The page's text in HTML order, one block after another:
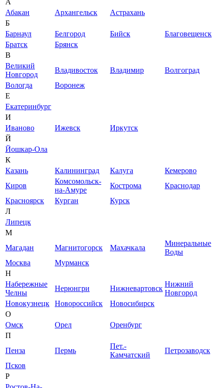
Абакан
Архангельск
Астрахань
Б
Барнаул
Белгород Бийск
Благовещенск
Братск
Брянск
В
Великий
Новгород
Владивосток Владимир
Волгоград
Вологда
Воронеж
Е
Екатеринбург
И
Иваново
Ижевск
Иркутск
Й
Йошкар-Ола
К
Казань
Калининград Калуга
Кемерово
Киров
Комсомольск-
на-Амуре
Кострома
Краснодар
Красноярск
Курган
Курск
Л
Липецк
М
Магадан
Магнитогорск Махачкала
Минеральные
Воды
Москва
Мурманск
Н
Набережные
Челны
Нерюнгри Нижневартовск
Нижний
Новгород
Новокузнецк
Новороссийск
Новосибирск
О
Омск
Орел
Оренбург
П
Пенза
Пермь
Пет.-
Камчатский
Петрозаводск
Псков
Р